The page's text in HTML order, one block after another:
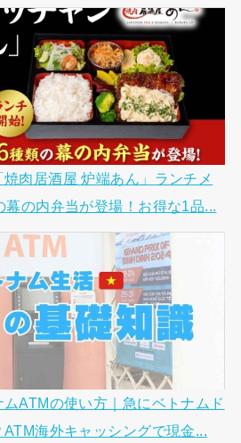
肉居酒屋 炉端あん」ランチメ
幕の内弁当が登場！お得な1品...
ムATMの使い方｜急にベトナムド
海外キャッシングで現金...